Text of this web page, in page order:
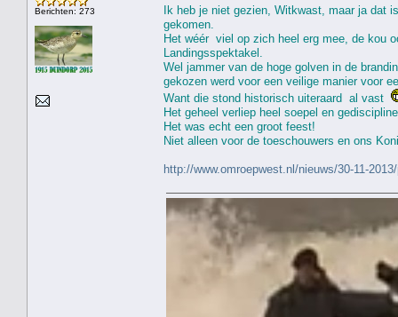
Berichten: 273
Ik heb je niet gezien, Witkwast, maar ja dat
gekomen.
Het wéér viel op zich heel erg mee, de kou
Landingsspektakel.
Wel jammer van de hoge golven in de
gekozen werd voor een veilige manier voor
Want die stond historisch uiteraard al vast
Het geheel verliep heel soepel en
Het was echt een groot feest!
Niet alleen voor de toeschouwers en ons
http://www.omroepwest.nl/nieuws/30-11-